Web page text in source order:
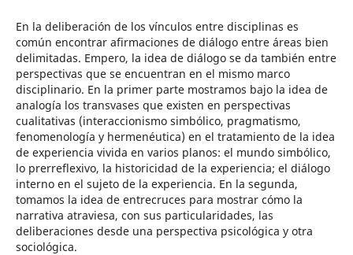
En la deliberación de los vínculos entre disciplinas es
común encontrar afirmaciones de diálogo entre áreas bien
delimitadas. Empero, la idea de diálogo se da también entre
perspectivas que se encuentran en el mismo marco
disciplinario. En la primer parte mostramos bajo la idea de
analogía los transvases que existen en perspectivas
cualitativas (interaccionismo simbólico, pragmatismo,
fenomenología y hermenéutica) en el tratamiento de la idea
de experiencia vivida en varios planos: el mundo simbólico,
lo prerreflexivo, la historicidad de la experiencia; el diálogo
interno en el sujeto de la experiencia. En la segunda,
tomamos la idea de entrecruces para mostrar cómo la
narrativa atraviesa, con sus particularidades, las
deliberaciones desde una perspectiva psicológica y otra
sociológica.